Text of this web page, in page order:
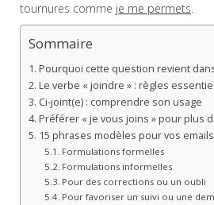
tournures comme je me permets.
Sommaire
Pourquoi cette question revient
Le verbe « joindre » : règles
Ci-joint(e) : comprendre son usage
Préférer « je vous joins » pour plus
15 phrases modèles pour vos emails
Formulations formelles
Formulations informelles
Pour des corrections ou un oubli
Pour favoriser un suivi ou une